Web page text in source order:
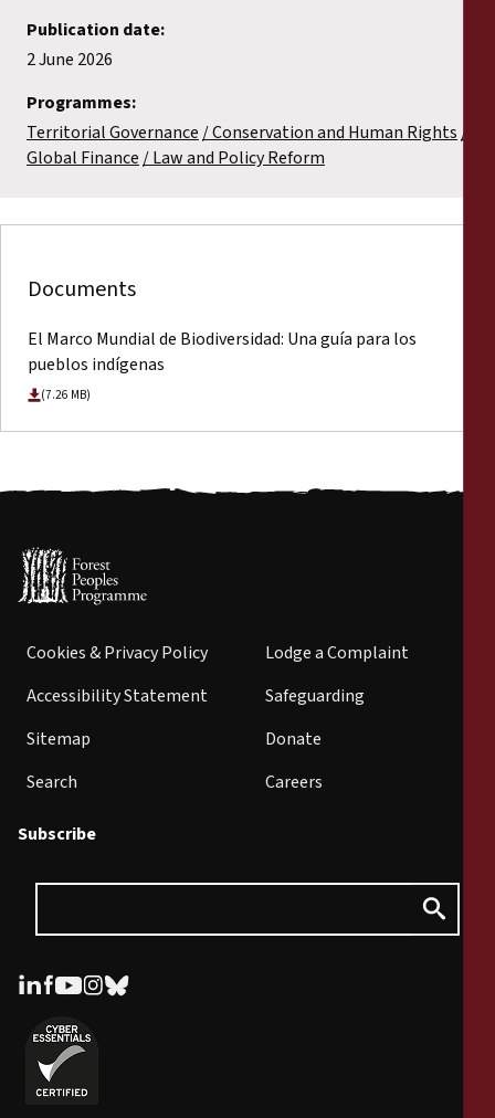
Publication date:
2 June 2026
Programmes:
Territorial Governance Conservation and Human Rights
Global Finance
Law and Policy Reform
Documents
El Marco Mundial de Biodiversidad: Una guía para los
pueblos indígenas
(7.26 MB)
Cookies & Privacy Policy
Accessibility Statement
Sitemap
Search
Lodge a Complaint
Safeguarding
Donate
Careers
Subscribe